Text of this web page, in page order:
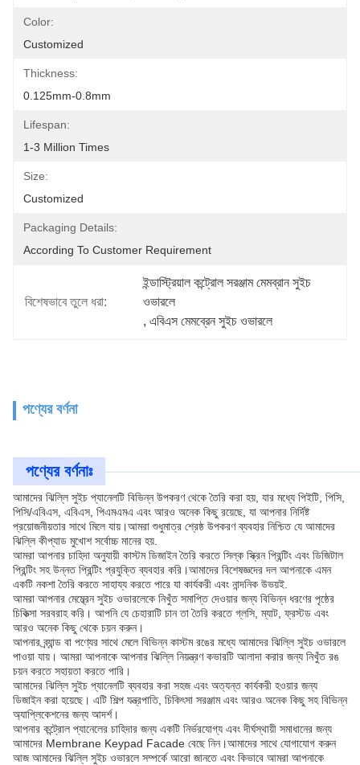
Color:
Customized
Thickness:
0.125mm-0.8mm
Lifespan:
1-3 Million Times
Size:
Customized
Packaging Details:
According To Customer Requirement
বিশেষভাবে তুলে ধরা:
ইন্ডাস্ট্রিয়াল কন্ট্রোল সরঞ্জাম মেমব্রান সুইচ
ওভারলে
, এবিএস মেমব্রেন সুইচ ওভারলে
পণ্যের বর্ণনা
পণ্যের বর্ণনাঃ
আমাদের ঝিল্লি সুইচ প্যানেলটি বিভিন্ন উপকরণ থেকে তৈরি করা হয়, যার মধ্যে পিইটি, পিসি,
পিসি/এবিএস, এবিএস, পিএমএমএ এবং আরও অনেক কিছু রয়েছে, যা আপনার নির্দিষ্ট
প্রয়োজনীয়তার সাথে মিলে যায়।আমরা শুধুমাত্র শ্রেষ্ঠ উপকরণ ব্যবহার নিশ্চিত যে আমাদের
ঝিল্লি কীপ্যাড মুখোশ সর্বোচ্চ মানের হয়.
আমরা আপনার চাহিদা অনুযায়ী কাস্টম ডিজাইন তৈরি করতে সিল্ক স্ক্রিন প্রিন্টিং এবং ডিজিটাল
প্রিন্টিং সহ উন্নত প্রিন্টিং প্রযুক্তি ব্যবহার করি।আমাদের বিশেষজ্ঞদের দল আপনাকে এমন
একটি নকশা তৈরি করতে সাহায্য করতে পারে যা কার্যকরী এবং নান্দনিক উভয়ই.
আমরা আপনার মেম্ব্রেন সুইচ ওভারলেকে নিখুঁত সমাপ্তি দেওয়ার জন্য বিভিন্ন ধরণের পৃষ্ঠের
চিকিত্সা সরবরাহ করি। আপনি যে চেহারাটি চান তা তৈরি করতে গ্লসি, ম্যাট, ফ্রস্টড এবং
আরও অনেক কিছু থেকে চয়ন করুন।
আপনার ব্র্যান্ড বা পণ্যের সাথে মেলে বিভিন্ন কাস্টম রঙের মধ্যে আমাদের ঝিল্লি সুইচ ওভারলে
পাওয়া যায়। আমরা আপনাকে আপনার ঝিল্লি নিয়ন্ত্রণ কভারটি আলাদা করার জন্য নিখুঁত রঙ
চয়ন করতে সহায়তা করতে পারি।
আমাদের ঝিল্লি সুইচ প্যানেলটি ব্যবহার করা সহজ এবং অত্যন্ত কার্যকরী হওয়ার জন্য
ডিজাইন করা হয়েছে। এটি শিল্প যন্ত্রপাতি, চিকিৎসা সরঞ্জাম এবং আরও অনেক কিছু সহ বিভিন্ন
অ্যাপ্লিকেশনের জন্য আদর্শ।
আপনার কন্ট্রোল প্যানেলের চাহিদার জন্য একটি নির্ভরযোগ্য এবং দীর্ঘস্থায়ী সমাধানের জন্য
আমাদের Membrane Keypad Facade বেছে নিন।আমাদের সাথে যোগাযোগ করুন
আজ আমাদের ঝিল্লি সুইচ ওভারলে সম্পর্কে আরো জানতে এবং কিভাবে আমরা আপনাকে